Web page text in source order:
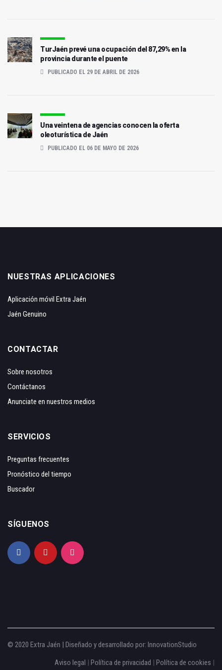
TurJaén prevé una ocupación del 87,29% en la
provincia durante el puente
PUBLICADO EL 29 DE ABRIL DE 2026
Una veintena de agencias conocen la oferta
oleoturística de Jaén
PUBLICADO EL 06 DE MAYO DE 2026
NUESTRAS APLICACIONES
Aplicación móvil Extra Jaén
Jaén Genuino
CONTACTAR
Sobre nosotros
Contáctanos
Anunciate en nuestros medios
SERVICIOS
Preguntas frecuentes
Pronóstico del tiempo
Buscador
SÍGUENOS
© 2020 Extra Jaén | Diseñado y desarrollado por: InnovationStudio
Aviso legal
Política de privacidad Política de cookies